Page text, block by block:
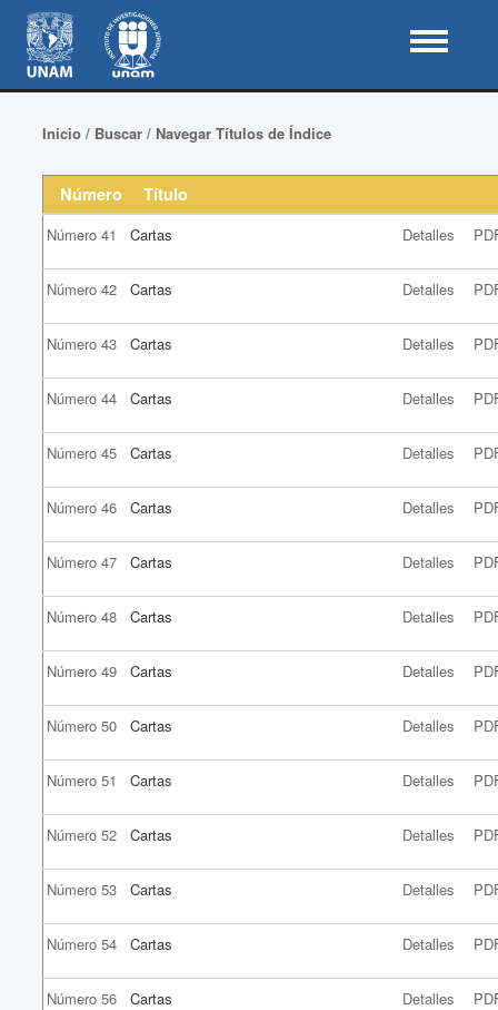
Inicio/ Buscar/ Navegar Títulos de Índice
Número Título
Número 41 Cartas Detalles
Número 42 Cartas Detalles
Número 43 Cartas Detalles
Número 44 Cartas Detalles
Número 45 Cartas Detalles
Número 46 Cartas Detalles
Número 47 Cartas Detalles
Número 48 Cartas Detalles
Número 49 Cartas Detalles
Número 50 Cartas Detalles
Número 51 Cartas Detalles
Número 52 Cartas Detalles
Número 53 Cartas Detalles
Número 54 Cartas Detalles
Número 56 Cartas Detalles